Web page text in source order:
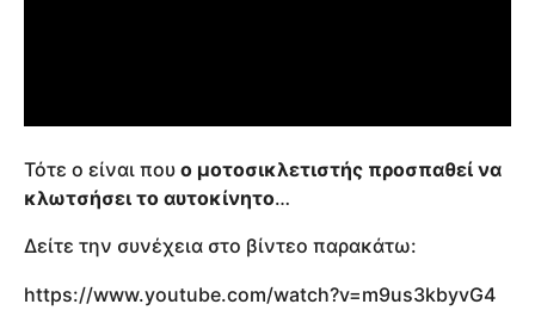
Τότε ο είναι που ο μοτοσικλετιστής προσπαθεί να
κλωτσήσει το αυτοκίνητο…
Δείτε την συνέχεια στο βίντεο παρακάτω:
https://www.youtube.com/watch?v=m9us3kbyvG4